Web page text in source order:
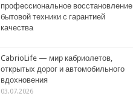
профессиональное восстановление
бытовой техники с гарантией
качества
CabrioLife — мир кабриолетов,
открытых дорог и автомобильного
вдохновения
03.07.2026